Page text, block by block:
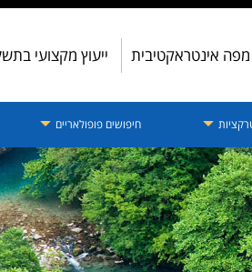
מפה אינטראקטיבית ייעוץ מקצועי
חיפושים פופולאריים